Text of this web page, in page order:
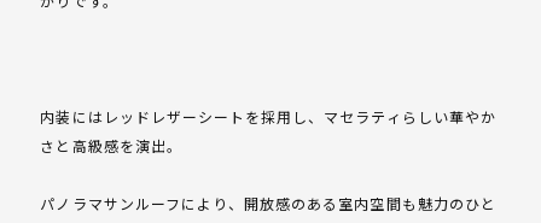
内装にはレッドレザーシートを採用し、マセラティらしい華やか
さと高級感を演出。
パノラマサンルーフにより、開放感のある室内空間も魅力のひと